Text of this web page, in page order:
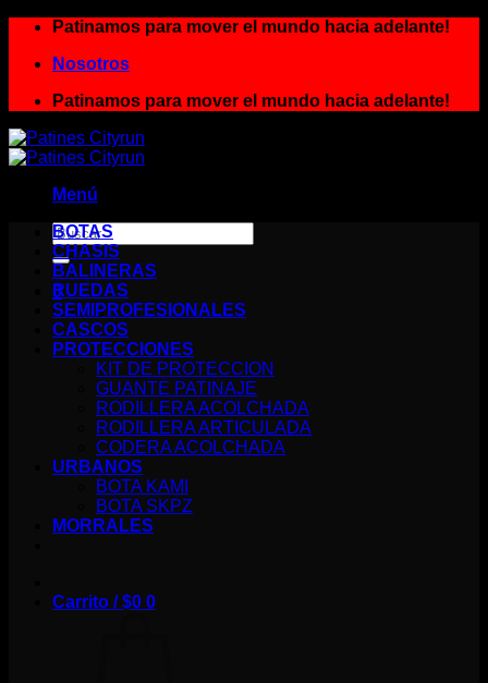
Saltar
contenido
Patinamos para mover el mundo hacia adelante!
Nosotros
Patinamos para mover el mundo hacia adelante!
Menú
Buscar
por:
0
Carrito
BOTAS
CHASIS
BALINERAS
RUEDAS
SEMIPROFESIONALES
CASCOS
PROTECCIONES
KIT DE PROTECCION
GUANTE PATINAJE
RODILLERA ACOLCHADA
RODILLERA ARTICULADA
CODERA ACOLCHADA
URBANOS
BOTA KAMI
BOTA SKPZ
MORRALES
Carrito /$0 0